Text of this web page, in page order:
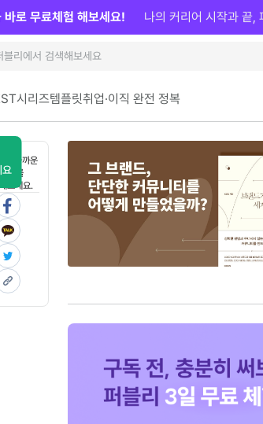
요
시리즈템플릿취업·이직 완전 정복
바로 무료체험 해보세요! 나의 커리어 시작과 끝,
기 아까운
츠를
보세요.